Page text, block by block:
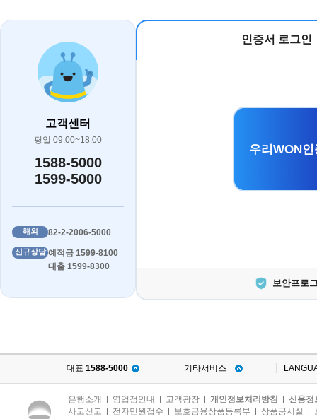
고객센터
평일 09:00~18:00
1588-5000
1599-5000
해외 82-2-2006-5000
신규상담 예적금 1599-8100
대출 1599-8300
인증서 로그인
우리WON
보안프로
대표 1588-5000 기타서비스
은행소개 | 영업점안내 | 고객광장 | 개인정보처리방침 | 신용정
사고신고 | 전자민원접수 | 보호금융상품등록부 | 상품공시실 |